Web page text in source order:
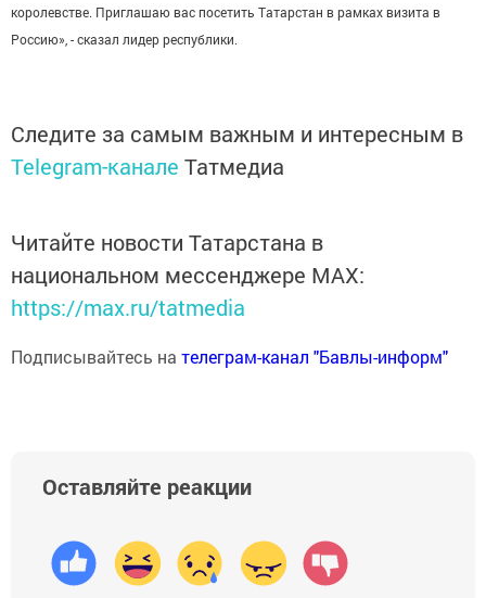
королевстве. Приглашаю вас посетить Татарстан в рамках визита в
Россию», - сказал лидер республики.
Следите за самым важным и интересным в
Telegram-канале Татмедиа
Читайте новости Татарстана в
национальном мессенджере MАХ:
https://max.ru/tatmedia
Подписывайтесь на телеграм-канал "Бавлы-информ"
Оставляйте реакции